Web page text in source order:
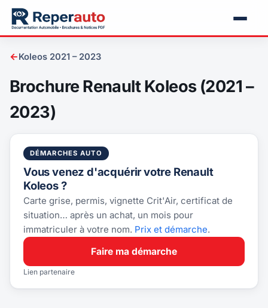
←Koleos 2021 – 2023
Brochure Renault Koleos (2021 –
2023)
DÉMARCHES AUTO
Vous venez d'acquérir votre Renault
Koleos ?
Carte grise, permis, vignette Crit'Air, certificat de
situation… après un achat, un mois pour
immatriculer à votre nom. Prix et démarche.
Faire ma démarche
Lien partenaire